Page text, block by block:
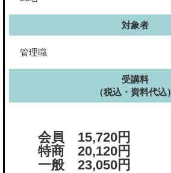
対象者
管理職
受講料
（税込・資料代込）
会員 15,720円
特商 20,120円
一般 23,050円